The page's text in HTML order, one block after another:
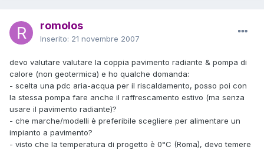
romolos
Inserito: 21 novembre 2007
devo valutare valutare la coppia pavimento radiante & pompa di
calore (non geotermica) e ho qualche domanda:
- scelta una pdc aria-acqua per il riscaldamento, posso poi con
la stessa pompa fare anche il raffrescamento estivo (ma senza
usare il pavimento radiante)?
- che marche/modelli è preferibile scegliere per alimentare un
impianto a pavimento?
- visto che la temperatura di progetto è 0°C (Roma), devo temere